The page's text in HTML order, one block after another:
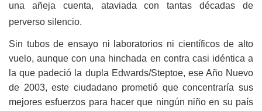
una añeja cuenta, ataviada con tantas décadas de
perverso silencio.
Sin tubos de ensayo ni laboratorios ni científicos de alto
vuelo, aunque con una hinchada en contra casi idéntica a
la que padeció la dupla Edwards/Steptoe, ese Año Nuevo
de 2003, este ciudadano prometió que concentraría sus
mejores esfuerzos para hacer que ningún niño en su país